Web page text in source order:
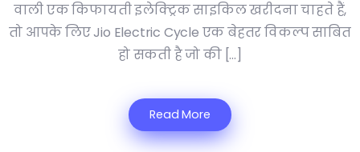
वाली एक किफायती इलेक्ट्रिक साइकिल खरीदना चाहते हैं,
तो आपके लिए Jio Electric Cycle एक बेहतर विकल्प साबित
हो सकती है जो की […]
Read More